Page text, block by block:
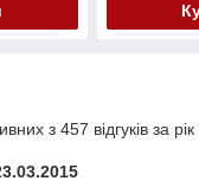
з 457 відгуків за рік